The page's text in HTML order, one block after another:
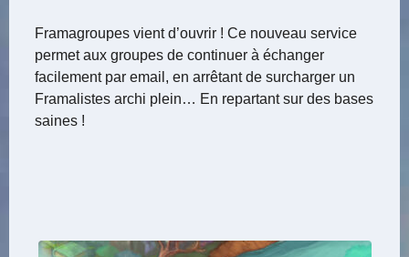
Framagroupes vient d’ouvrir ! Ce nouveau service
permet aux groupes de continuer à échanger
facilement par email, en arrêtant de surcharger un
Framalistes archi plein… En repartant sur des bases
saines !